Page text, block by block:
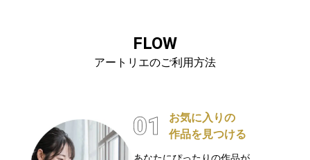
FLOW
アートリエのご利用方法
お気に入りの
作品を見つける
あなたにぴったりの作品が